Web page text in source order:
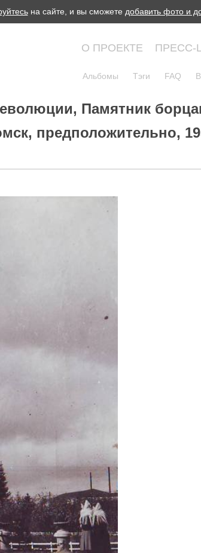
на сайте, и вы сможете добавить фото и
О ПРОЕКТЕ ПРЕСС-
Альбомы Тэги FAQ
Памятник
предположительно,